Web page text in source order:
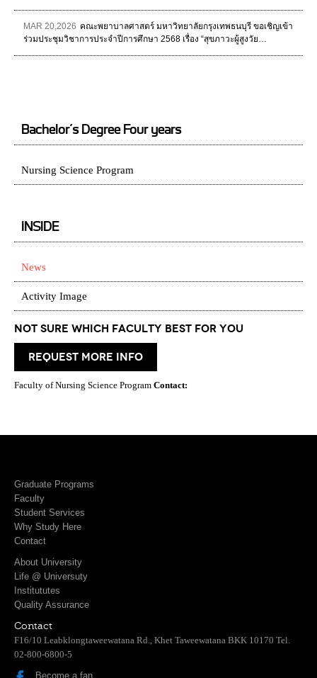
MAR 20,2026 คณะพยาบาลศาสตร์ มหาวิทยาลัยกรุงเทพธนบุรี ขอเชิญเข้า
ร่วมประชุมวิชาการประจำปีการศึกษา 2568 เรื่อง “สุขภาวะผู้สูงวัย…
Bachelor’s Degree Four years
Nursing Science Program
INSIDE
News
Activity Image
Not Sure which Faculty best for you
request more info
Faculty of Nursing Science Program Contact:
Graduate Programs
Faculty
Student Services
Why Study Here
Contact
About University
Life @ Universuty
Institututes
Quality Assurance
Contact
F16/10 Leabklongtaweewatana Rd., Khet Taweewatana BKK 10170 Tel.
02-800-6800-5
Become a fan